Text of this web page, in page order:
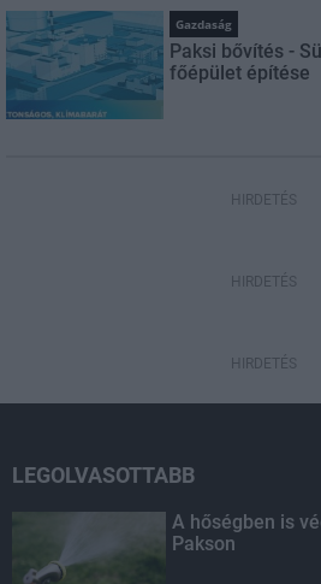
Gazdaság
Paksi bővítés -
főépület építése
HIRDETÉS
HIRDETÉS
HIRDETÉS
LEGOLVASOTTABB
A hőségben is
Pakson